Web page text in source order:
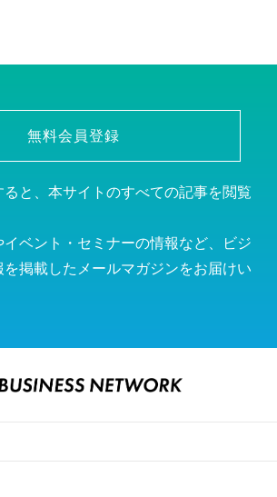
無料会員登録
と、本サイトのすべての記事を閲覧
イベント・セミナーの情報など、ビジ
掲載したメールマガジンをお届けい